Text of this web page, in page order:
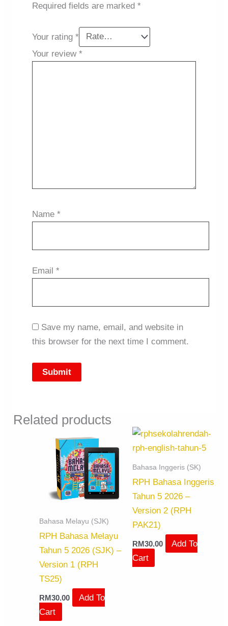
Required fields are marked *
Your rating *
Your review *
Name *
Email *
Save my name, email, and website in
this browser for the next time I comment.
Related products
Bahasa Melayu (SJK)
RPH Bahasa Melayu
Tahun 5 2026 (SJK) –
Version 1 (RPH
TS25)
RM30.00
Add To
Cart
Bahasa Inggeris (SK)
RPH Bahasa Inggeris
Tahun 5 2026 –
Version 2 (RPH
PAK21)
RM30.00
Add To
Cart